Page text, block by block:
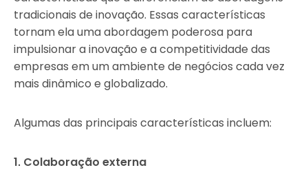
tradicionais de inovação. Essas características
tornam ela uma abordagem poderosa para
impulsionar a inovação e a competitividade das
empresas em um ambiente de negócios cada vez
mais dinâmico e globalizado.
Algumas das principais características incluem:
1. Colaboração externa